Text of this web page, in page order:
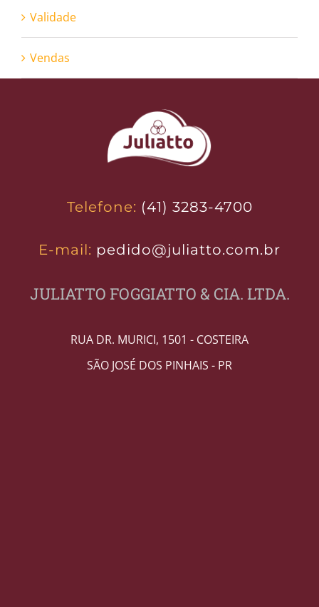
Validade
Vendas
Telefone: (41) 3283-4700
E-mail: pedido@juliatto.com.br
JULIATTO FOGGIATTO & CIA. LTDA.
RUA DR. MURICI, 1501 - COSTEIRA
SÃO JOSÉ DOS PINHAIS - PR